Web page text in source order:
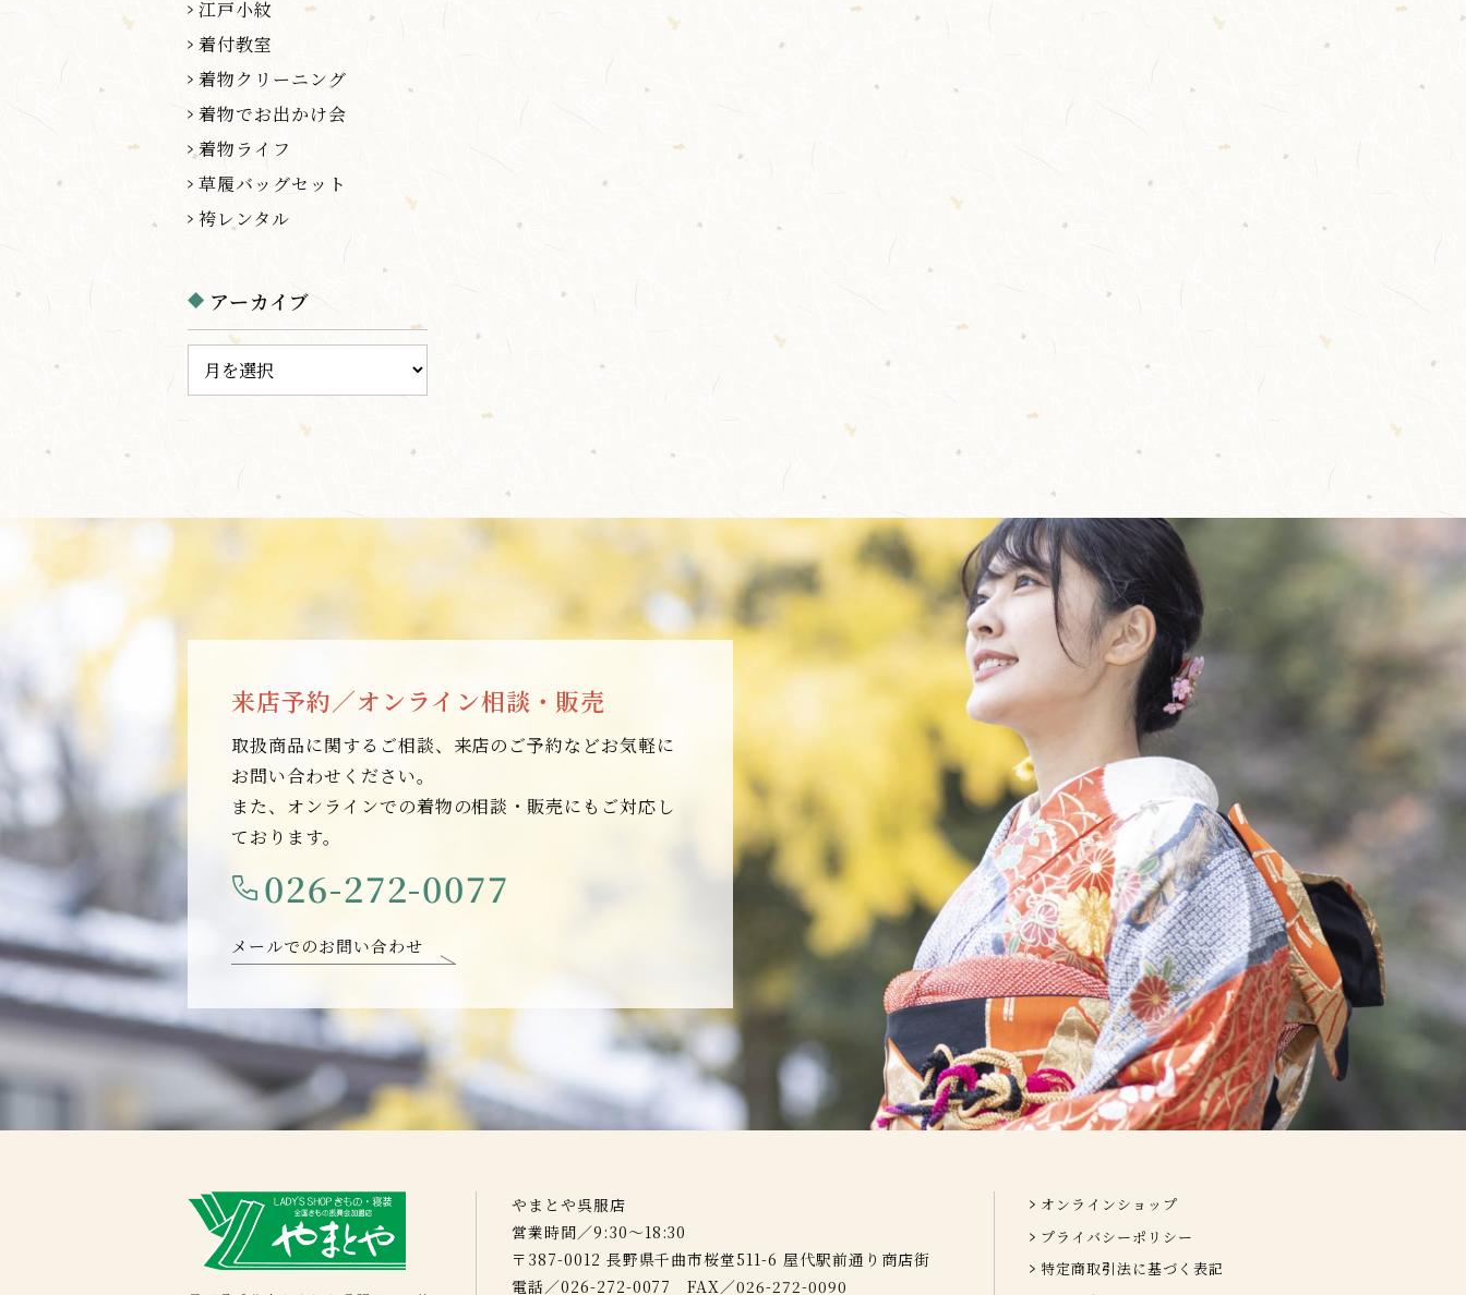
江戸小紋
着付教室
着物クリーニング
着物でお出かけ会
着物ライフ
草履バッグセット
袴レンタル
アーカイブ
来店予約／オンライン相談・販売
取扱商品に関するご相談、来店のご予約などお気軽に
お問い合わせください。
また、オンラインでの着物の相談・販売にもご対応し
ております。
026-272-0077
メールでのお問い合わせ
やまとや呉服店
営業時間／9:30～18:30
〒387-0012 長野県千曲市桜堂511-6 屋代駅前通り商店街
電話／026-272-0077 FAX／026-272-0090
オンラインショップ
プライバシーポリシー
特定商取引法に基づく表記